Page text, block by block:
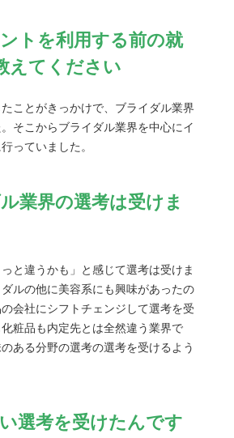
トを利用する前の就
えてください
ことがきっかけで、ブライダル業界
そこからブライダル業界を中心にイ
っていました。
業界の選考は受けま
と違うかも」と感じて選考は受けま
ルの他に美容系にも興味があったの
会社にシフトチェンジして選考を受
粧品も内定先とは全然違う業界で
ある分野の選考の選考を受けるよう
選考を受けたんです